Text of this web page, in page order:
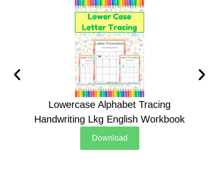
Lowercase Alphabet Tracing
Handwriting Lkg English Workbook
Download